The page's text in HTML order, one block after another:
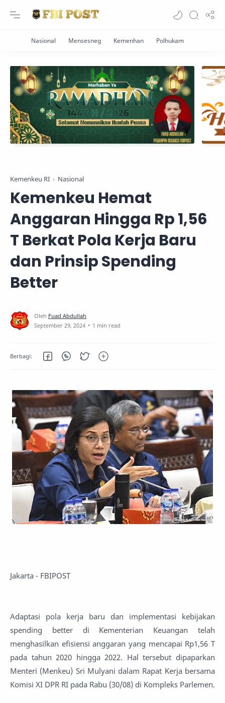
Kemenkeu RI Nasional
Kemenkeu Hemat
Anggaran Hingga Rp 1,56
T Berkat Pola Kerja Baru
dan Prinsip Spending
Better
1 min read
Jakarta - FBIPOST
Adaptasi pola kerja baru dan implementasi kebijakan
spending better di Kementerian Keuangan telah
menghasilkan efisiensi anggaran yang mencapai Rp1,56 T
pada tahun 2020 hingga 2022. Hal tersebut dipaparkan
Menteri (Menkeu) Sri Mulyani dalam Rapat Kerja bersama
Komisi XI DPR RI pada Rabu (30/08) di Kompleks Parlemen.